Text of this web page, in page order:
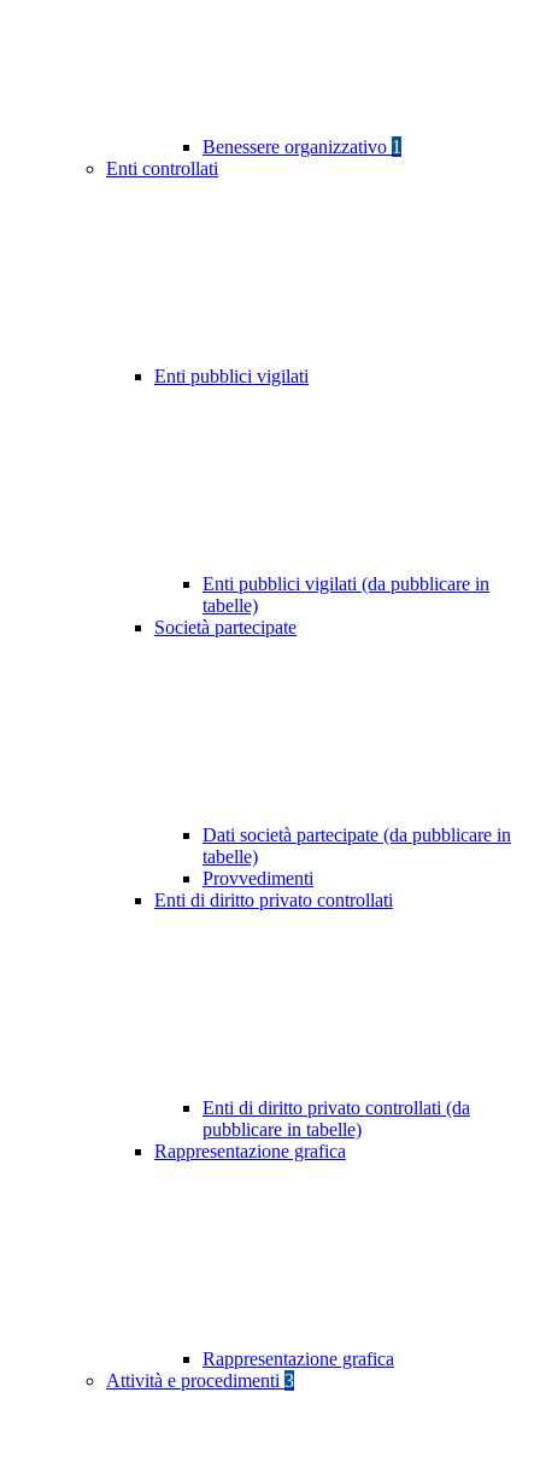
Benessere organizzativo 1
Enti controllati
Enti pubblici vigilati
Enti pubblici vigilati (da pubblicare in
tabelle)
Società partecipate
Dati società partecipate (da pubblicare in
tabelle)
Provvedimenti
Enti di diritto privato controllati
Enti di diritto privato controllati (da
pubblicare in tabelle)
Rappresentazione grafica
Rappresentazione grafica
Attività e procedimenti 3